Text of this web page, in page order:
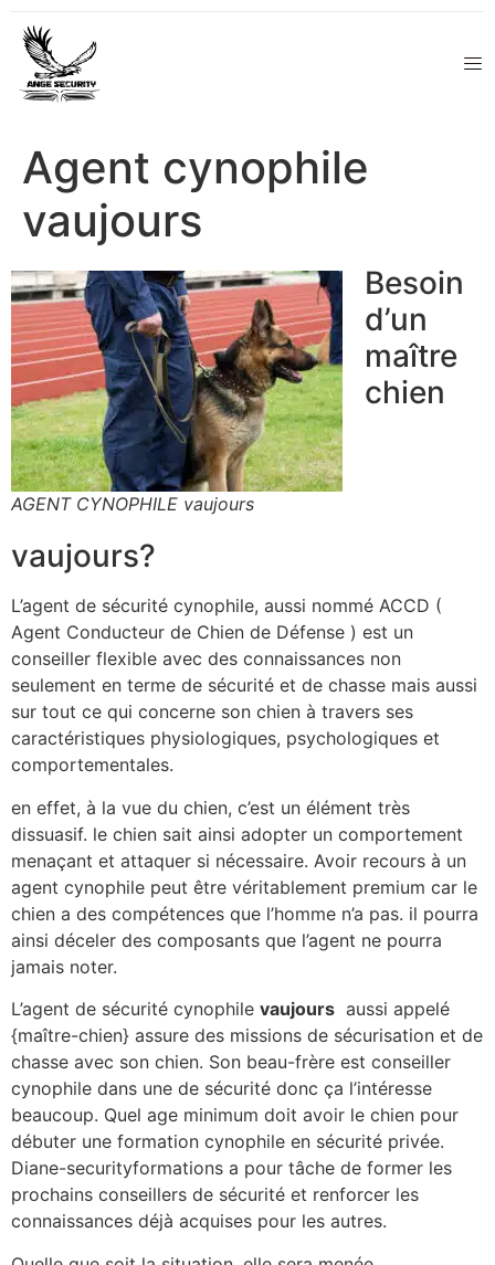
Agent cynophile
vaujours
AGENT CYNOPHILE vaujours
Besoin
d’un
maître
chien
vaujours?
L’agent de sécurité cynophile, aussi nommé ACCD (
Agent Conducteur de Chien de Défense ) est un
conseiller flexible avec des connaissances non
seulement en terme de sécurité et de chasse mais aussi
sur tout ce qui concerne son chien à travers ses
caractéristiques physiologiques, psychologiques et
comportementales.
en effet, à la vue du chien, c’est un élément très
dissuasif. le chien sait ainsi adopter un comportement
menaçant et attaquer si nécessaire. Avoir recours à un
agent cynophile peut être véritablement premium car le
chien a des compétences que l’homme n’a pas. il pourra
ainsi déceler des composants que l’agent ne pourra
jamais noter.
L’agent de sécurité cynophile vaujours aussi appelé
{maître-chien} assure des missions de sécurisation et de
chasse avec son chien. Son beau-frère est conseiller
cynophile dans une de sécurité donc ça l’intéresse
beaucoup. Quel age minimum doit avoir le chien pour
débuter une formation cynophile en sécurité privée.
Diane-securityformations a pour tâche de former les
prochains conseillers de sécurité et renforcer les
connaissances déjà acquises pour les autres.